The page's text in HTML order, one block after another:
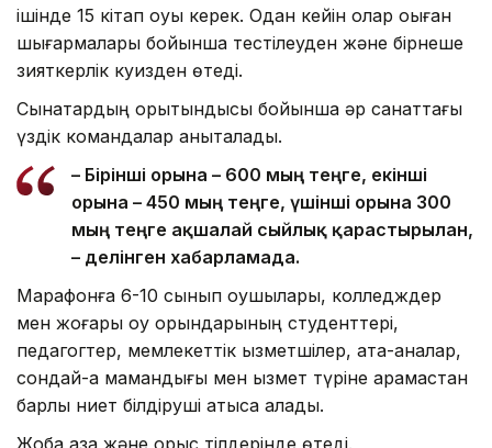
ішінде 15 кітап оқуы керек. Одан кейін олар оқыған
шығармалары бойынша тестілеуден және бірнеше
зияткерлік куизден өтеді.
Сынақтардың қорытындысы бойынша әр санаттағы
үздік командалар анықталады.
– Бірінші орынға – 600 мың теңге, екінші
орынға – 450 мың теңге, үшінші орынға 300
мың теңге ақшалай сыйлық қарастырылған,
– делінген хабарламада.
Марафонға 6-10 сынып оқушылары, колледждер
мен жоғары оқу орындарының студенттері,
педагогтер, мемлекеттік қызметшілер, ата-аналар,
сондай-ақ мамандығы мен қызмет түріне қарамастан
барлық ниет білдіруші қатыса алады.
Жоба қазақ және орыс тілдерінде өтеді.